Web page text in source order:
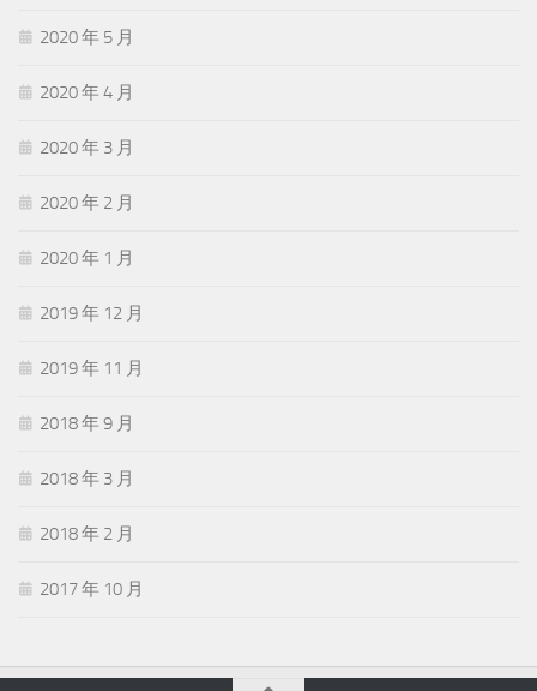
2020 年 5 月
2020 年 4 月
2020 年 3 月
2020 年 2 月
2020 年 1 月
2019 年 12 月
2019 年 11 月
2018 年 9 月
2018 年 3 月
2018 年 2 月
2017 年 10 月